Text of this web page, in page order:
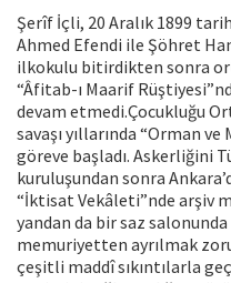
Şerîf İçli, 20 Aralık 1899
Ahmed Efendi ile Şöhret
ilkokulu bitirdikten sonra
“Âfitab-ı Maarif
devam etmedi.Çocukluğu
savaşı yıllarında “Orman
göreve başladı. Askerliğini
kuruluşundan sonra
“İktisat Vekâleti”nde arşiv
yandan da bir saz
memuriyetten ayrılmak
çeşitli maddî sıkıntılarla